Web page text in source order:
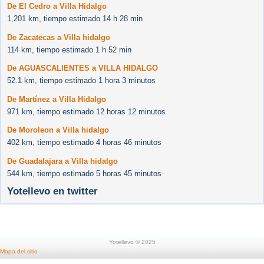
De El Cedro a Villa Hidalgo
1,201 km, tiempo estimado 14 h 28 min
De Zacatecas a Villa hidalgo
114 km, tiempo estimado 1 h 52 min
De AGUASCALIENTES a VILLA HIDALGO
52.1 km, tiempo estimado 1 hora 3 minutos
De Martínez a Villa Hidalgo
971 km, tiempo estimado 12 horas 12 minutos
De Moroleon a Villa hidalgo
402 km, tiempo estimado 4 horas 46 minutos
De Guadalajara a Villa hidalgo
544 km, tiempo estimado 5 horas 45 minutos
Yotellevo en twitter
Yotellevo © 2025
Mapa del sitio